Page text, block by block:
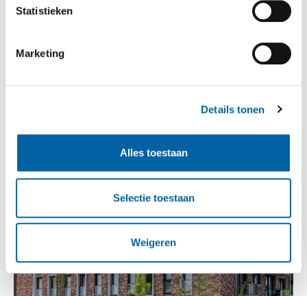
Statistieken
Marketing
Details tonen
Alles toestaan
Selectie toestaan
Weigeren